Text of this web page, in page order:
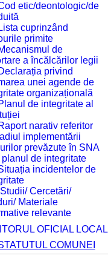
etic/deontologic/de
cuprinzând
primite
de
a încălcărilor legii
privind
unei agende de
organizațională
de integritate al
narativ referitor
implementării
prevăzute în SNA
de integritate
incidentelor de
Cercetări/
Materiale
relevante
OFICIAL LOCAL
COMUNEI